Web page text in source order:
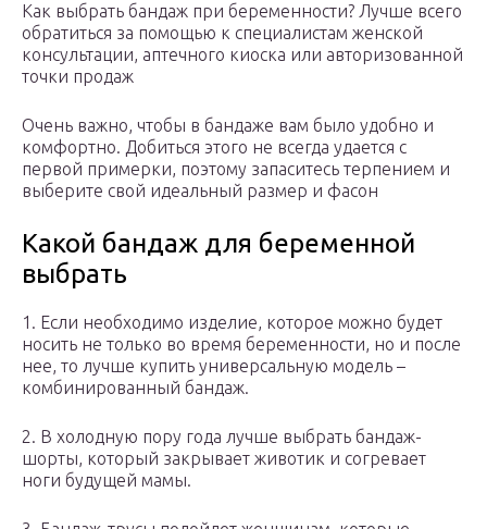
Как выбрать бандаж при беременности? Лучше всего
обратиться за помощью к специалистам женской
консультации, аптечного киоска или авторизованной
точки продаж
Очень важно, чтобы в бандаже вам было удобно и
комфортно. Добиться этого не всегда удается с
первой примерки, поэтому запаситесь терпением и
выберите свой идеальный размер и фасон
Какой бандаж для беременной
выбрать
1. Если необходимо изделие, которое можно будет
носить не только во время беременности, но и после
нее, то лучше купить универсальную модель –
комбинированный бандаж.
2. В холодную пору года лучше выбрать бандаж-
шорты, который закрывает животик и согревает
ноги будущей мамы.